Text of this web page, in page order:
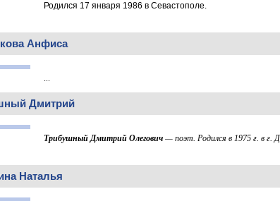
Родился 17 января 1986 в Севастополе.
Анфиса
...
Дмитрий
ТрибушныйДмитрий Олегович — поэт. Родился в 1975 г. в г.
Наталья